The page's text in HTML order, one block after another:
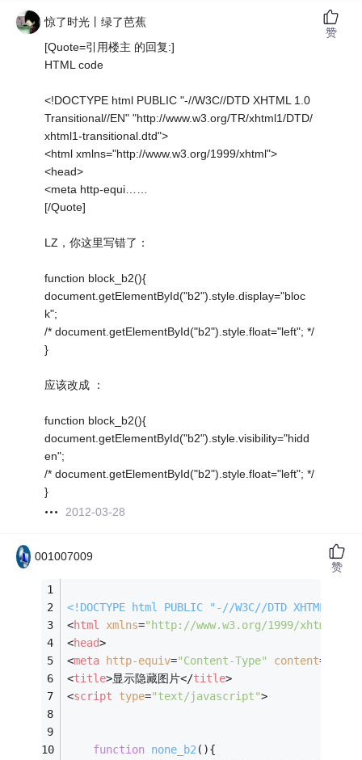
惊了时光丨绿了芭蕉
[Quote=引用楼主 的回复:]
HTML code
<!DOCTYPE html PUBLIC "-//W3C//DTD XHTML 1.0
Transitional//EN" "http://www.w3.org/TR/xhtml1/DTD/
xhtml1-transitional.dtd">
<html xmlns="http://www.w3.org/1999/xhtml">
<head>
<meta http-equi……
[/Quote]
LZ，你这里写错了：
function block_b2(){
document.getElementById("b2").style.display="bloc
k";
/* document.getElementById("b2").style.float="left"; */
}
应该改成 ：
function block_b2(){
document.getElementById("b2").style.visibility="hidd
en";
/* document.getElementById("b2").style.float="left"; */
}
2012-03-28
赞
001007009
<!DOCTYPE html PUBLIC
"-//W3C//DTD XHTML
<html xmlns="http://www.w3.org/1999/xhtml"
<head>
<meta http-equiv="Content-Type" content=
<title>显示隐藏图片</title>
<script type="text/javascript">
function none_b2( ){
赞